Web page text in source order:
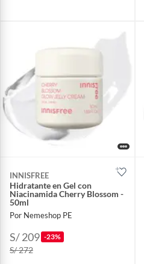
INNISFREE
Hidratante en Gel con
Niacinamida Cherry Blossom -
50ml
Por Nemeshop PE
S/ 209 -23%
S/ 272